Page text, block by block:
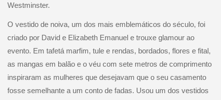
Westminster.
O vestido de noiva, um dos mais emblemáticos do século, foi
criado por David e Elizabeth Emanuel e trouxe glamour ao
evento. Em tafetá marfim, tule e rendas, bordados, flores e fital,
as mangas em balão e o véu com sete metros de comprimento
inspiraram as mulheres que desejavam que o seu casamento
fosse semelhante a um conto de fadas. Usou um dos vestidos